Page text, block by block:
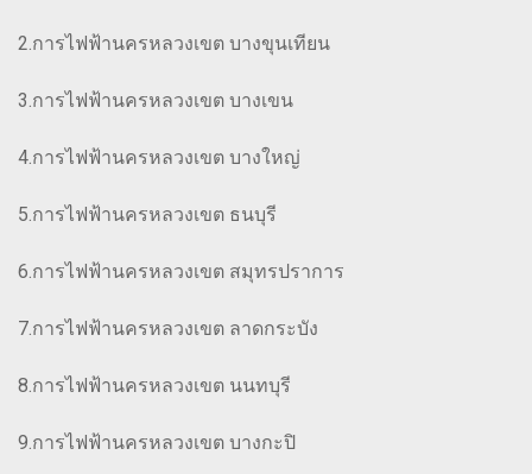
2.การไฟฟ้านครหลวงเขต บางขุนเทียน
3.การไฟฟ้านครหลวงเขต บางเขน
4.การไฟฟ้านครหลวงเขต บางใหญ่
5.การไฟฟ้านครหลวงเขต ธนบุรี
6.การไฟฟ้านครหลวงเขต สมุทรปราการ
7.การไฟฟ้านครหลวงเขต ลาดกระบัง
8.การไฟฟ้านครหลวงเขต นนทบุรี
9.การไฟฟ้านครหลวงเขต บางกะปิ